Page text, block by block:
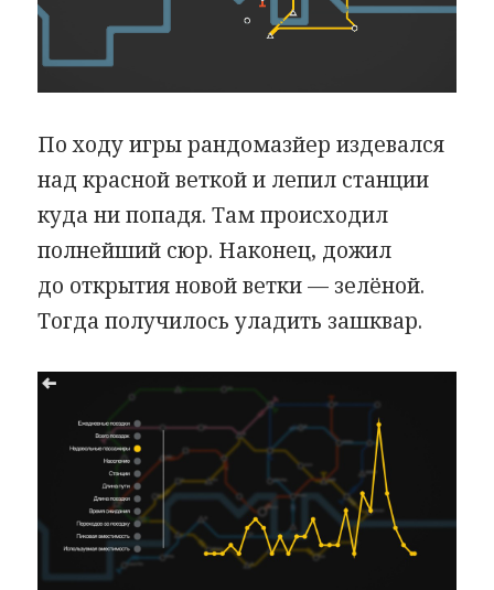
По ходу игры рандомазйер издевался
над красной веткой и лепил станции
куда ни попадя. Там происходил
полнейший сюр. Наконец, дожил
до открытия новой ветки — зелёной.
Тогда получилось уладить зашквар.